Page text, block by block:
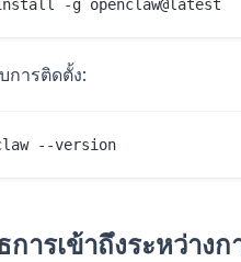
การติดตั้ง:
การเข้าถึงระหว่าง